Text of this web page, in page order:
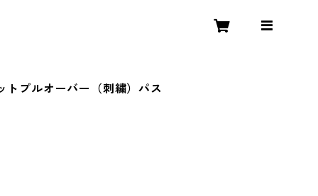
プルオーバー（刺繍）パス